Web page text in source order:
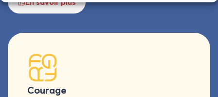
En savoir plus
Courage